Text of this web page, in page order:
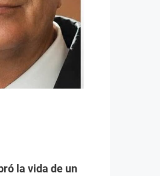
la vida de un